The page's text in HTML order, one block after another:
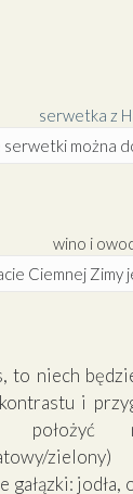
serwetki można
Ciemnej Zimy
to niech
i
położyć
gałązki: